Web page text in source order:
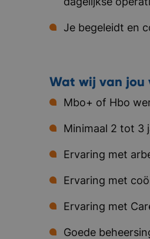
Je begeleidt en
Wat wij van jou
Mbo+ of Hbo
Minimaal 2 tot 3
Ervaring met
Ervaring met
Ervaring met
Goede